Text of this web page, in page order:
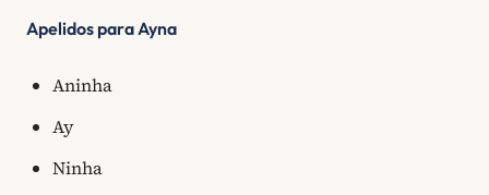
Apelidos para Ayna
Aninha
Ay
Ninha